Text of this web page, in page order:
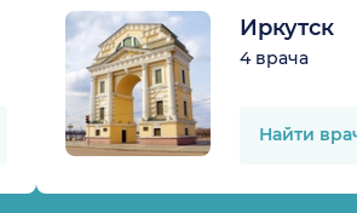
Иркутск
4 врача
Найти